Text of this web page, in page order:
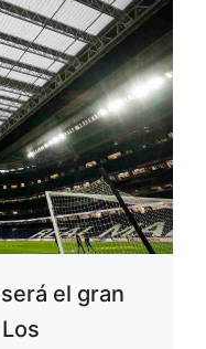
el gran